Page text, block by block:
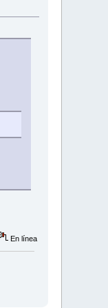
En línea